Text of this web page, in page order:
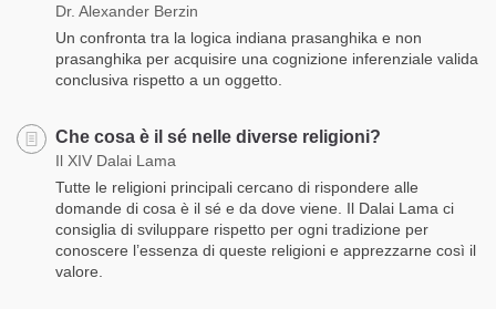
Dr. Alexander Berzin
Un confronta tra la logica indiana prasanghika e non
prasanghika per acquisire una cognizione inferenziale valida
conclusiva rispetto a un oggetto.
Che cosa è il sé nelle diverse religioni?
Il XIV Dalai Lama
Tutte le religioni principali cercano di rispondere alle
domande di cosa è il sé e da dove viene. Il Dalai Lama ci
consiglia di sviluppare rispetto per ogni tradizione per
conoscere l’essenza di queste religioni e apprezzarne così il
valore.